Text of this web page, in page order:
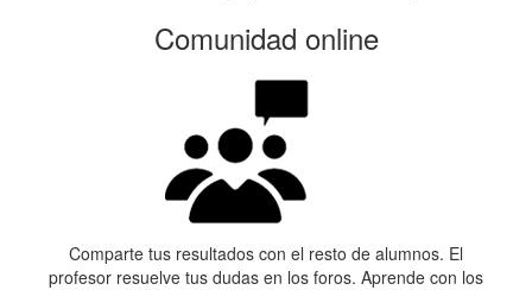
Comunidad online
Comparte tus resultados con el resto de alumnos. El
profesor resuelve tus dudas en los foros. Aprende con los